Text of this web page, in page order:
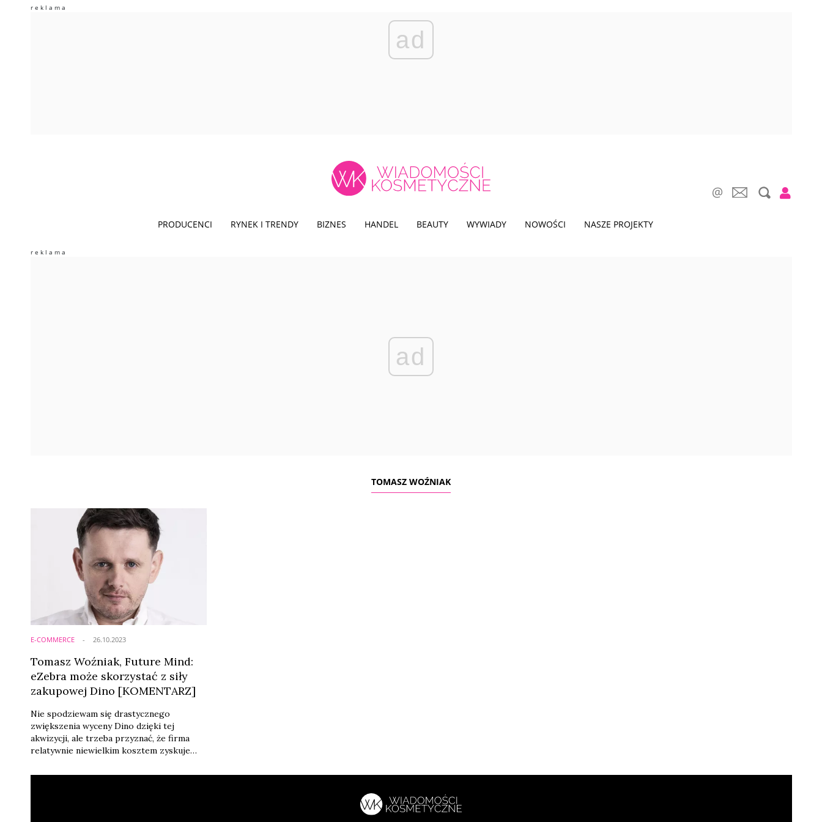
ad
PRODUCENCI RYNEK I TRENDY BIZNES HANDEL BEAUTY WYWIADY NOWOŚCI NASZE PROJEKTY
ad
TOMASZ WOŹNIAK
E-COMMERCE
Tomasz Woźniak, Future Mind:
eZebra może skorzystać z siły
zakupowej Dino [KOMENTARZ]
Nie spodziewam się drastycznego
zwiększenia wyceny Dino dzięki tej
akwizycji, ale trzeba przyznać, że firma
relatywnie niewielkim kosztem zyskuje
działającego biznesu przejmuje nie tylko
26.10.2023